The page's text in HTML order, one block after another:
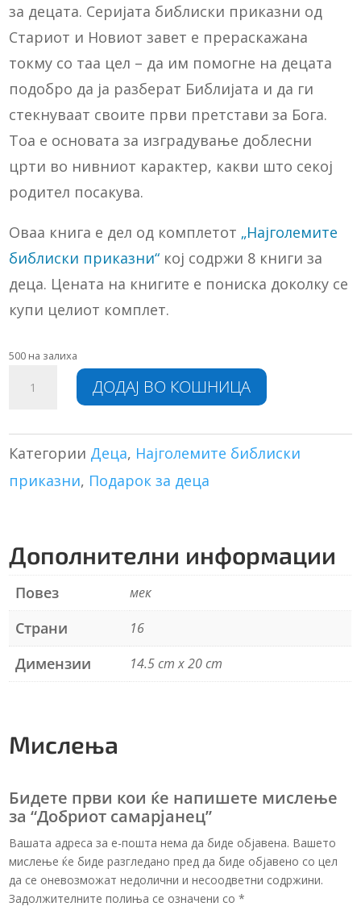
за децата. Серијата библиски приказни од
Стариот и Новиот завет е прераскажана
токму со таа цел – да им помогне на децата
подобро да ја разберат Библијата и да ги
стекнуваат своите први претстави за Бога.
Тоа е основата за изградување доблесни
црти во нивниот карактер, какви што секој
родител посакува.
Оваа книга е дел од комплетот „Најголемите
библиски приказни“ кој содржи 8 книги за
деца. Цената на книгите е пониска доколку се
купи целиот комплет.
500 на залиха
самарјанец
ДОДАЈ ВО КОШНИЦА
r
e
:
Категории Деца, Најголемите библиски
приказни, Подарок за деца
Дополнителни информации
Повез мек
Страни 16
Димензии 14.5 cm x 20 cm
Мислења
Бидете први кои ќе напишете мислење
за “Добриот самарјанец”
Вашата адреса за е-пошта нема да биде објавена. Вашето
мислење ќе биде разгледано пред да биде објавено со цел
да се оневозможат недолични и несоодветни содржини.
Задолжителните полиња се означени со*